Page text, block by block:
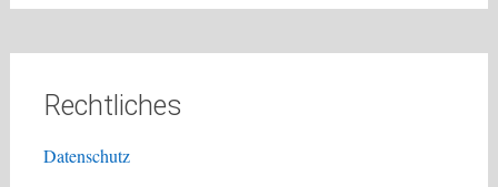
Rechtliches
Datenschutz